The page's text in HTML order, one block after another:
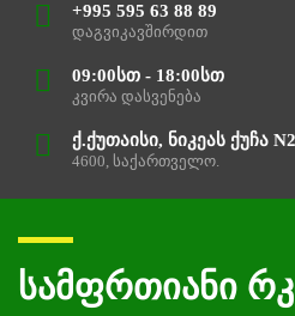
+995 595 63 88 89
დაგვიკავშირდით
09:00სთ - 18:00სთ
კვირა დასვენება
ქ.ქუთაისი, ნიკეას ქუჩა
4600, საქართველო.
ᲡᲐᲛᲤᲠᲗᲘᲐᲜᲘ